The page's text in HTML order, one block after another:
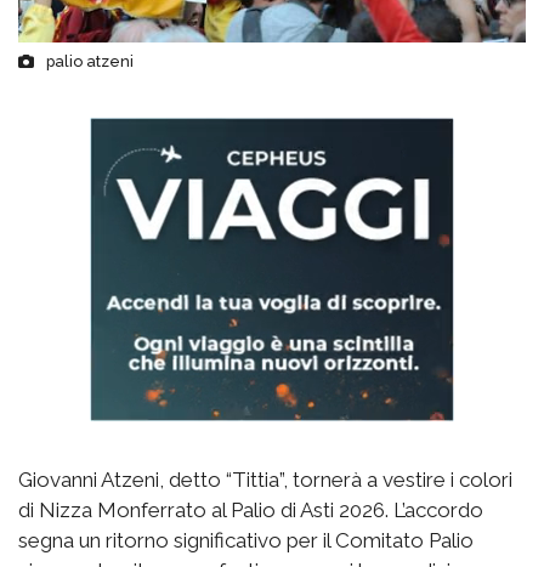
palio atzeni
Giovanni Atzeni, detto “Tittia”, tornerà a vestire i colori
di Nizza Monferrato al Palio di Asti 2026. L’accordo
segna un ritorno significativo per il Comitato Palio